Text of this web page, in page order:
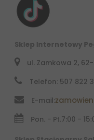
Sklep Internetowy
ul. Zamkowa 2, 62-
Telefon: 507 822
E-mail:
Pon. - Pt.7:00 -